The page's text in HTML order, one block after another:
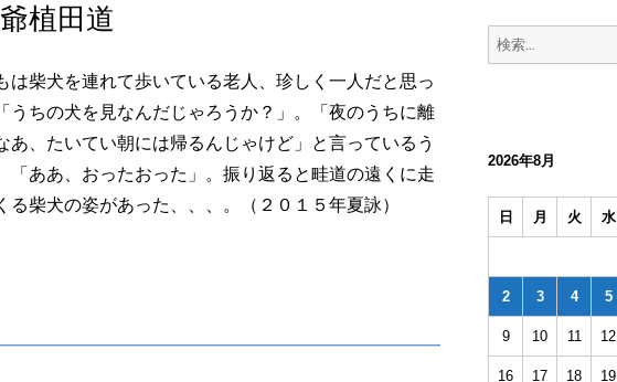
植田道
は柴犬を連れて歩いている老人、珍しく一人だと思っ
うちの犬を見なんだじゃろうか？」。「夜のうちに離
あ、たいてい朝には帰るんじゃけど」と言っているう
「ああ、おったおった」。振り返ると畦道の遠くに走
る柴犬の姿があった、、、。（２０１５年夏詠）
検
2026年8月
日 月 火 水
2 3 4 5
9 10 11 12
16 17 18 19